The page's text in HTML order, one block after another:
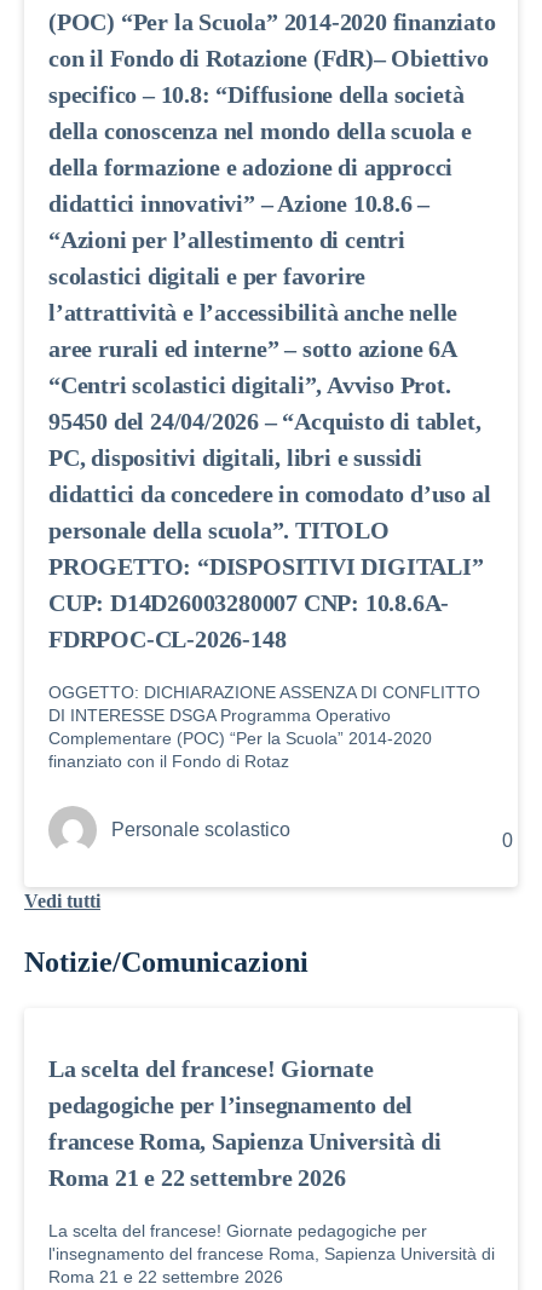
(POC) “Per la Scuola” 2014-2020 finanziato
con il Fondo di Rotazione (FdR)– Obiettivo
specifico – 10.8: “Diffusione della società
della conoscenza nel mondo della scuola e
della formazione e adozione di approcci
didattici innovativi” – Azione 10.8.6 –
“Azioni per l’allestimento di centri
scolastici digitali e per favorire
l’attrattività e l’accessibilità anche nelle
aree rurali ed interne” – sotto azione 6A
“Centri scolastici digitali”, Avviso Prot.
95450 del 24/04/2026 – “Acquisto di tablet,
PC, dispositivi digitali, libri e sussidi
didattici da concedere in comodato d’uso al
personale della scuola”. TITOLO
PROGETTO: “DISPOSITIVI DIGITALI”
CUP: D14D26003280007 CNP: 10.8.6A-
FDRPOC-CL-2026-148
OGGETTO: DICHIARAZIONE ASSENZA DI CONFLITTO
DI INTERESSE DSGA Programma Operativo
Complementare (POC) “Per la Scuola” 2014-2020
finanziato con il Fondo di Rotaz
Personale scolastico
0
Vedi tutti
Notizie/Comunicazioni
La scelta del francese! Giornate
pedagogiche per l’insegnamento del
francese Roma, Sapienza Università di
Roma 21 e 22 settembre 2026
La scelta del francese! Giornate pedagogiche per
l'insegnamento del francese Roma, Sapienza Università di
Roma 21 e 22 settembre 2026